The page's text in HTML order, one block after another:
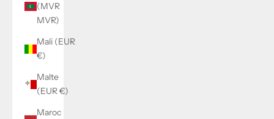
(MVR
MVR)
Mali (EUR
€)
Malte
(EUR €)
Maroc